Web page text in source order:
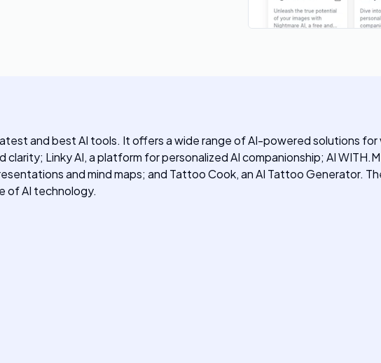
and best AI tools. It offers a wide range of AI-powered solutions
clarity; Linky AI, a platform for personalized AI companionship; AI
and mind maps; and Tattoo Cook, an AI Tattoo Generator.
of AI technology.